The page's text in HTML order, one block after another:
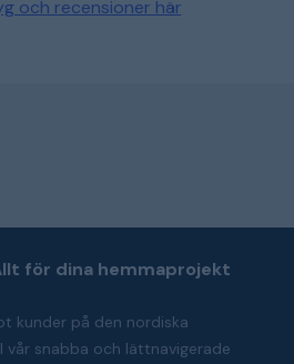
och recensioner här
för dina hemmaprojekt
kunder på den nordiska
vår snabba och lättnavigerade